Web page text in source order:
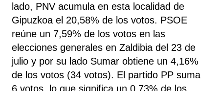
lado, PNV acumula en esta localidad de
Gipuzkoa el 20,58% de los votos. PSOE
reúne un 7,59% de los votos en las
elecciones generales en Zaldibia del 23 de
julio y por su lado Sumar obtiene un 4,16%
de los votos (34 votos). El partido PP suma
6 votos, lo que significa un 0,73% de los